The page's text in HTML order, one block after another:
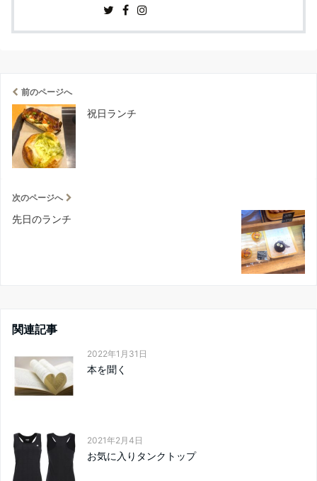
前のページへ
祝日ランチ
次のページへ
先日のランチ
関連記事
2022年1月31日
本を聞く
2021年2月4日
お気に入りタンクトップ